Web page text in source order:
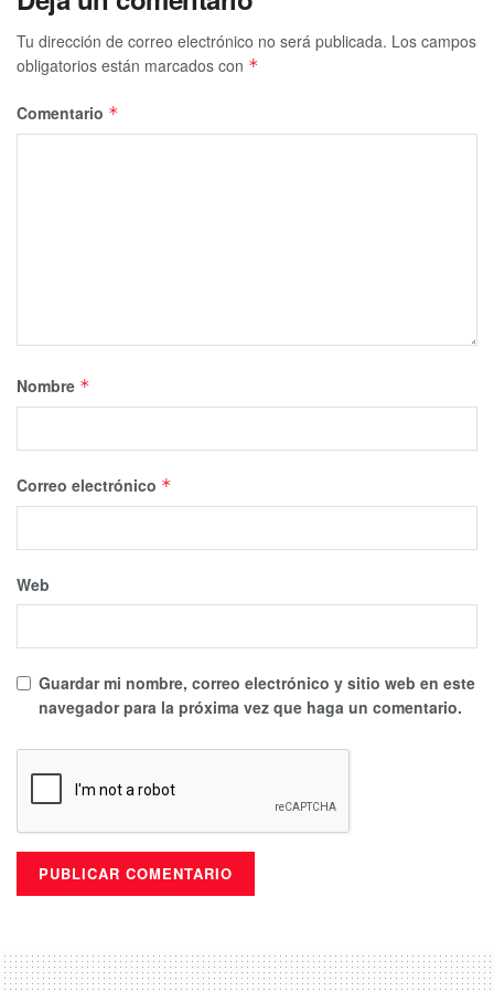
Tu dirección de correo electrónico no será publicada. Los campos
obligatorios están marcados con *
Comentario *
Nombre *
Correo electrónico *
Web
Guardar mi nombre, correo electrónico y sitio web en este
navegador para la próxima vez que haga un comentario.